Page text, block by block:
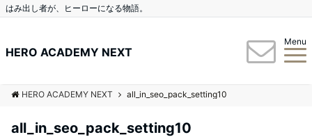
はみ出し者が、ヒーローになる物語。
HERO ACADEMY NEXT
Menu
HERO ACADEMY NEXT all_in_seo_pack_setting10
all_in_seo_pack_setting10